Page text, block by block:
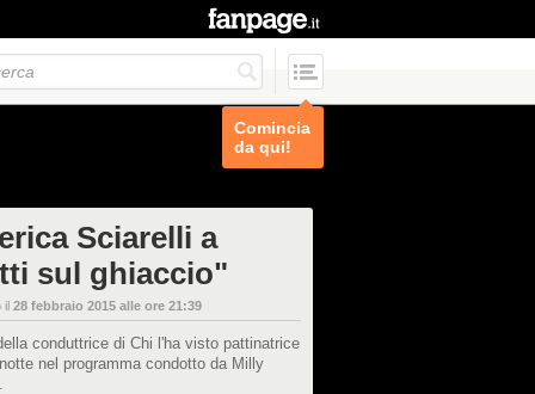
Comincia
da qui!
Sciarelli a
sul ghiaccio"
il 28 febbraio 2015 alle ore 21:39
conduttrice di Chi l'ha visto pattinatrice
nel programma condotto da Milly